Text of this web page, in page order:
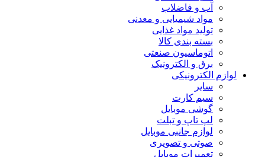
آب و فاضلاب
مواد شیمیایی و معدنی
تولید مواد غذایی
بسته بندی کالا
اتوماسیون صنعتی
برق و الکترونیک
لوازم الکترونیکی
سایر
سیم کارت
گوشی موبایل
لپ تاپ و تبلت
لوازم جانبی موبایل
صوتی و تصویری
تعمیرات موبایل